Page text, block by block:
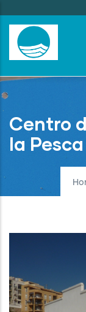
to
main
content
Centro
la Pesca